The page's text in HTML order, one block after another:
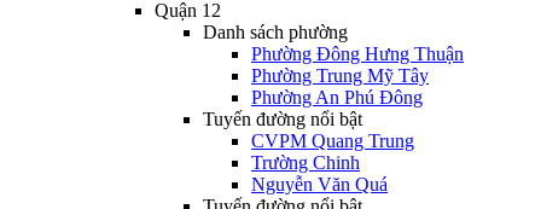
Quận 12
Danh sách phường
Phường Đông Hưng Thuận
Phường Trung Mỹ Tây
Phường An Phú Đông
Tuyến đường nổi bật
CVPM Quang Trung
Trường Chinh
Nguyễn Văn Quá